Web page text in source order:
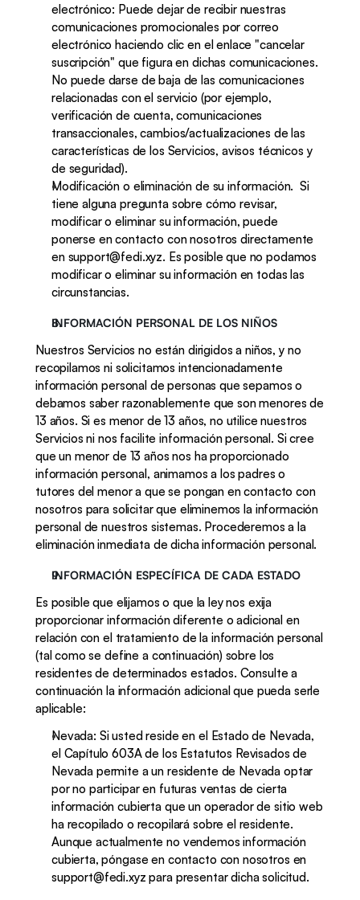
electrónico: Puede dejar de recibir nuestras
comunicaciones promocionales por correo
electrónico haciendo clic en el enlace "cancelar
suscripción" que figura en dichas comunicaciones.
No puede darse de baja de las comunicaciones
relacionadas con el servicio (por ejemplo,
verificación de cuenta, comunicaciones
transaccionales, cambios/actualizaciones de las
características de los Servicios, avisos técnicos y
de seguridad).
Modificación o eliminación de su información.  Si
tiene alguna pregunta sobre cómo revisar,
modificar o eliminar su información, puede
ponerse en contacto con nosotros directamente
en support@fedi.xyz. Es posible que no podamos
modificar o eliminar su información en todas las
circunstancias.
INFORMACIÓN PERSONAL DE LOS NIÑOS
Nuestros Servicios no están dirigidos a niños, y no
recopilamos ni solicitamos intencionadamente
información personal de personas que sepamos o
debamos saber razonablemente que son menores de
13 años. Si es menor de 13 años, no utilice nuestros
Servicios ni nos facilite información personal. Si cree
que un menor de 13 años nos ha proporcionado
información personal, animamos a los padres o
tutores del menor a que se pongan en contacto con
nosotros para solicitar que eliminemos la información
personal de nuestros sistemas. Procederemos a la
eliminación inmediata de dicha información personal.
INFORMACIÓN ESPECÍFICA DE CADA ESTADO
Es posible que elijamos o que la ley nos exija
proporcionar información diferente o adicional en
relación con el tratamiento de la información personal
(tal como se define a continuación) sobre los
residentes de determinados estados. Consulte a
continuación la información adicional que pueda serle
aplicable:
Nevada: Si usted reside en el Estado de Nevada,
el Capítulo 603A de los Estatutos Revisados de
Nevada permite a un residente de Nevada optar
por no participar en futuras ventas de cierta
información cubierta que un operador de sitio web
ha recopilado o recopilará sobre el residente.
Aunque actualmente no vendemos información
cubierta, póngase en contacto con nosotros en
support@fedi.xyz para presentar dicha solicitud.